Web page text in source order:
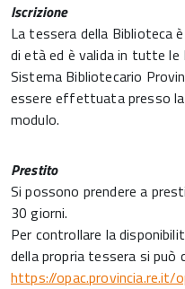
Iscrizione
La tessera della Biblioteca
di età ed è valida in tutte le
Sistema Bibliotecario
essere effettuata presso la
modulo.
Prestito
Si possono prendere a
30 giorni.
Per controllare la
della propria tessera si può
https://opac.provincia.re.it/